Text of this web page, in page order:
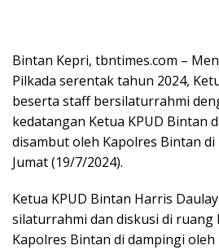
Bintan Kepri, tbntimes.com –
Pilkada serentak tahun 2024,
beserta staff bersilaturrahmi
kedatangan Ketua KPUD Bintan
disambut oleh Kapolres Bintan
Jumat (19/7/2024).
Ketua KPUD Bintan Harris
silaturrahmi dan diskusi di ruang
Kapolres Bintan di dampingi oleh